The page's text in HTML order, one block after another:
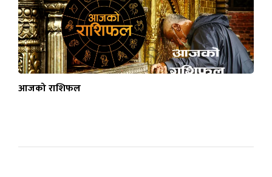
आजको राशिफल